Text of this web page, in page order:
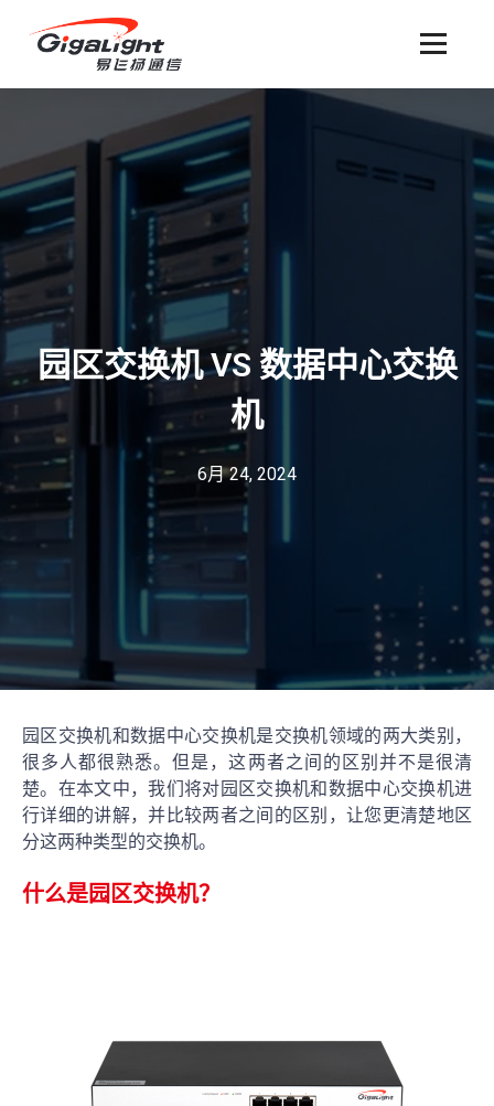
开放光网络器件的向导
园区交换机 VS 数据中心交换
机
6月 24, 2024
园区交换机和数据中心交换机是交换机领域的两大类别，
很多人都很熟悉。但是，这两者之间的区别并不是很清
楚。在本文中，我们将对园区交换机和数据中心交换机进
行详细的讲解，并比较两者之间的区别，让您更清楚地区
分这两种类型的交换机。
什么是园区交换机？